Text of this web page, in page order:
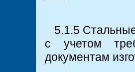
5.1.5
с учетом
документам